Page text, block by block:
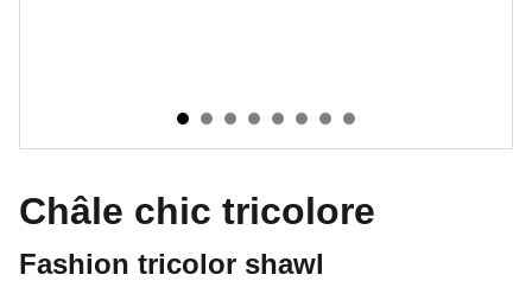
Châle chic tricolore
Fashion tricolor shawl